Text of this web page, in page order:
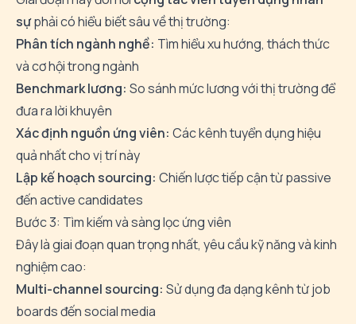
sựphải có hiểu biết sâu về thị trường:
Phân tích ngành nghề: Tìm hiểu xu hướng, thách thức
và cơ hội trong ngành
Benchmark lương: So sánh mức lương với thị trường để
đưa ra lời khuyên
Xác định nguồn ứng viên: Các kênh tuyển dụng hiệu
quả nhất cho vị trí này
Lập kế hoạch sourcing: Chiến lược tiếp cận từ passive
đến active candidates
Bước 3: Tìm kiếm và sàng lọc ứng viên
Đây là giai đoạn quan trọng nhất, yêu cầu kỹ năng và kinh
nghiệm cao:
Multi-channel sourcing: Sử dụng đa dạng kênh từ job
boards đến social media